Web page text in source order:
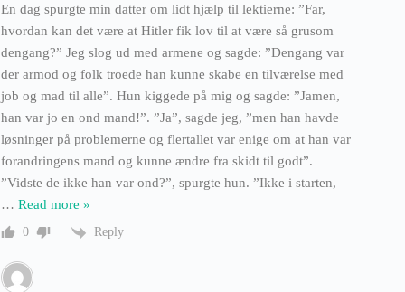
En dag spurgte min datter om lidt hjælp til lektierne: ”Far,
hvordan kan det være at Hitler fik lov til at være så grusom
dengang?” Jeg slog ud med armene og sagde: ”Dengang var
der armod og folk troede han kunne skabe en tilværelse med
job og mad til alle”. Hun kiggede på mig og sagde: ”Jamen,
han var jo en ond mand!”. ”Ja”, sagde jeg, ”men han havde
løsninger på problemerne og flertallet var enige om at han var
forandringens mand og kunne ændre fra skidt til godt”.
”Vidste de ikke han var ond?”, spurgte hun. ”Ikke i starten,
… Read more »
0 Reply